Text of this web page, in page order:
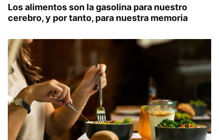
Los alimentos son la gasolina para nuestro
cerebro, y por tanto, para nuestra memoria